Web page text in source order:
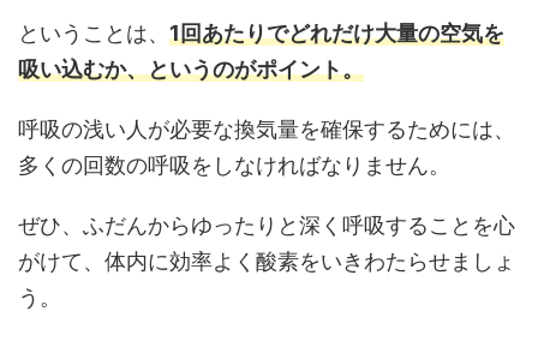
ということは、 1回あたりでどれだけ大量の空気を
吸い込むか、というのがポイント。
呼吸の浅い人が必要な換気量を確保するためには、
多くの回数の呼吸をしなければなりません。
ぜひ、ふだんからゆったりと深く呼吸することを心
がけて、体内に効率よく酸素をいきわたらせましょ
う。